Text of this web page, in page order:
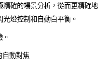
精確的場景分析，從而更精確地
光燈控制和自動白平衡。
自動對焦